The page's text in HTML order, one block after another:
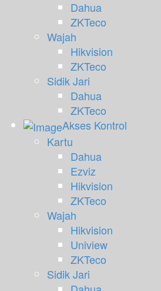
Dahua
ZKTeco
Wajah
Hikvision
ZKTeco
Sidik Jari
Dahua
ZKTeco
Akses Kontrol
Kartu
Dahua
Ezviz
Hikvision
ZKTeco
Wajah
Hikvision
Uniview
ZKTeco
Sidik Jari